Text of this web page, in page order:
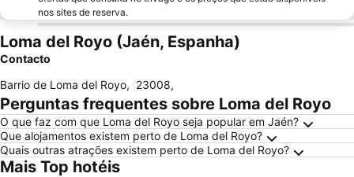
nos sites de reserva.
Loma del Royo (Jaén, Espanha)
Contacto
Barrio de Loma del Royo, 23008,
Perguntas frequentes sobre Loma del Royo
O que faz com que Loma del Royo seja popular em Jaén?
Que alojamentos existem perto de Loma del Royo?
Quais outras atrações existem perto de Loma del Royo?
Mais Top hotéis